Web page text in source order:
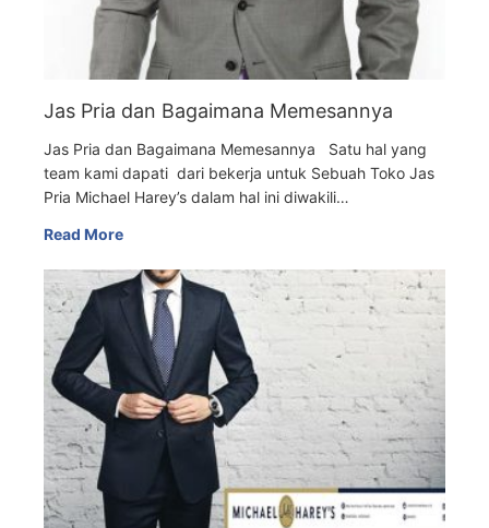
Jas Pria dan Bagaimana Memesannya
Jas Pria dan Bagaimana Memesannya Satu hal yang
team kami dapati dari bekerja untuk Sebuah Toko Jas
Pria Michael Harey’s dalam hal ini diwakili…
Read More